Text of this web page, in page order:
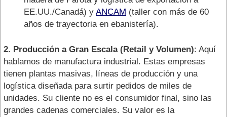
EE.UU./Canadá) y ANCAM (taller con más de 60
años de trayectoria en ebanistería).
2. Producción a Gran Escala (Retail y Volumen): Aquí
hablamos de manufactura industrial. Estas empresas
tienen plantas masivas, líneas de producción y una
logística diseñada para surtir pedidos de miles de
unidades. Su cliente no es el consumidor final, sino las
grandes cadenas comerciales. Su valor es la